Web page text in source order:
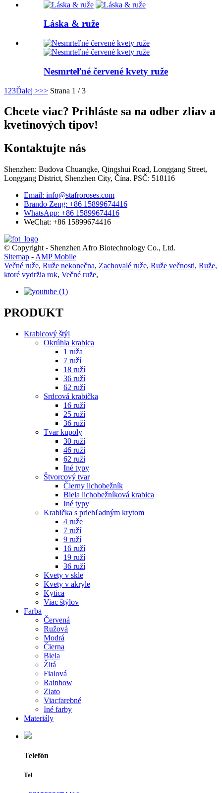
Láska & ruže
Nesmrteľné červené kvety ruže
1 23Ďalej >>> Strana 1 / 3
Chcete viac? Prihláste sa na odber zliav a
kvetinových tipov!
Kontaktujte nás
Shenzhen: Budova Chuangke, Qingshui Road, Longgang Street,
Longgang District, Shenzhen City, Čína. PSČ: 518116
Email: info@stafroroses.com
Brando Zeng: +86 15899674416
WhatsApp: +86 15899674416
WeChat: +86 15899674416
© Copyright - Shenzhen Afro Biotechnology Co., Ltd.
Sitemap - AMP Mobile
Večné ruže, Ruže nekonečna, Zachovalé ruže, Ruže večnosti, Ruže,
ktoré vydržia rok, Večné ruže,
PRODUKT
Krabicový štýl
Okrúhla krabica
1 ruža
7 ruží
18 ruží
36 ruží
62 ruží
Srdcová krabička
16 ruží
25 ruží
36 ruží
Tvar kupoly
30 ruží
46 ruží
62 ruží
Iné typy
Štvorcový tvar
Čierny lichobežník
Biela lichobežníková krabica
Iné typy
Krabička s priehľadným krytom
4 ruže
7 ruží
9 ruží
16 ruží
19 ruží
36 ruží
Kvety v skle
Kvety v akryle
Kytica
Viac štýlov
Farba
Červená
Ružová
Modrá
Čierna
Biela
Žltá
Fialová
Rainbow
Zlato
Viacfarebné
Iné farby
Materiály
Telefón
Tel